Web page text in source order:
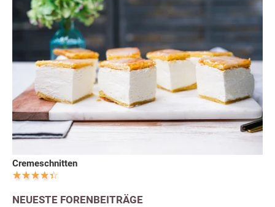
Cremeschnitten
NEUESTE FORENBEITRÄGE